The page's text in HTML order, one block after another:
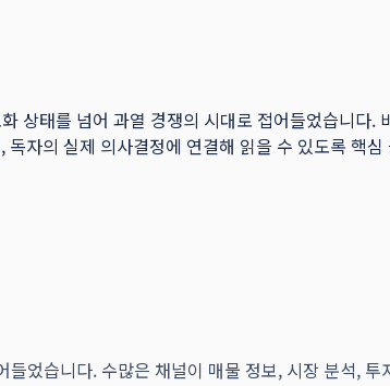
상태를 넘어 과열 경쟁의 시대로 접어들었습니
자의 실제 의사결정에 연결해 읽을 수 있도록 핵
었습니다. 수많은 채널이 매물 정보, 시장 분석,